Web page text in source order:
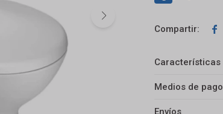

Características
Medios de pago
Envíos